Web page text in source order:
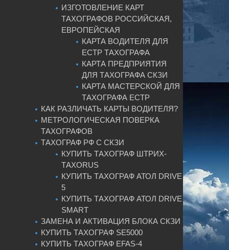
ИЗГОТОВЛЕНИЕ КАРТ
ТАХОГРАФОВ РОССИЙСКАЯ,
ЕВРОПЕЙСКАЯ
КАРТА ВОДИТЕЛЯ ДЛЯ
ЕСТР ТАХОГРАФА
КАРТА ПРЕДПРИЯТИЯ
ДЛЯ ТАХОГРАФА СКЗИ
КАРТА МАСТЕРСКОЙ ДЛЯ
ТАХОГРАФА ЕСТР
КАК РАЗЛИЧАТЬ КАРТЫ ВОДИТЕЛЯ?
МЕТРОЛОГИЧЕСКАЯ ПОВЕРКА
ТАХОГРАФОВ
ТАХОГРАФ РФ С СКЗИ
КУПИТЬ ТАХОГРАФ ШТРИХ-
ТАХОRUS
КУПИТЬ ТАХОГРАФ АТОЛ DRIVE
5
КУПИТЬ ТАХОГРАФ АТОЛ DRIVE
SMART
ЗАМЕНА И АКТИВАЦИЯ БЛОКА СКЗИ
КУПИТЬ ТАХОГРАФ SE5000
КУПИТЬ ТАХОГРАФ EFAS-4